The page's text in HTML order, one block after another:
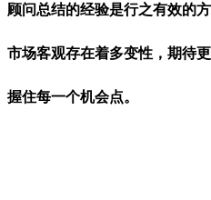
顾问总结的经验是行之有效的
市场客观存在着多变性，期待
握住每一个机会点。